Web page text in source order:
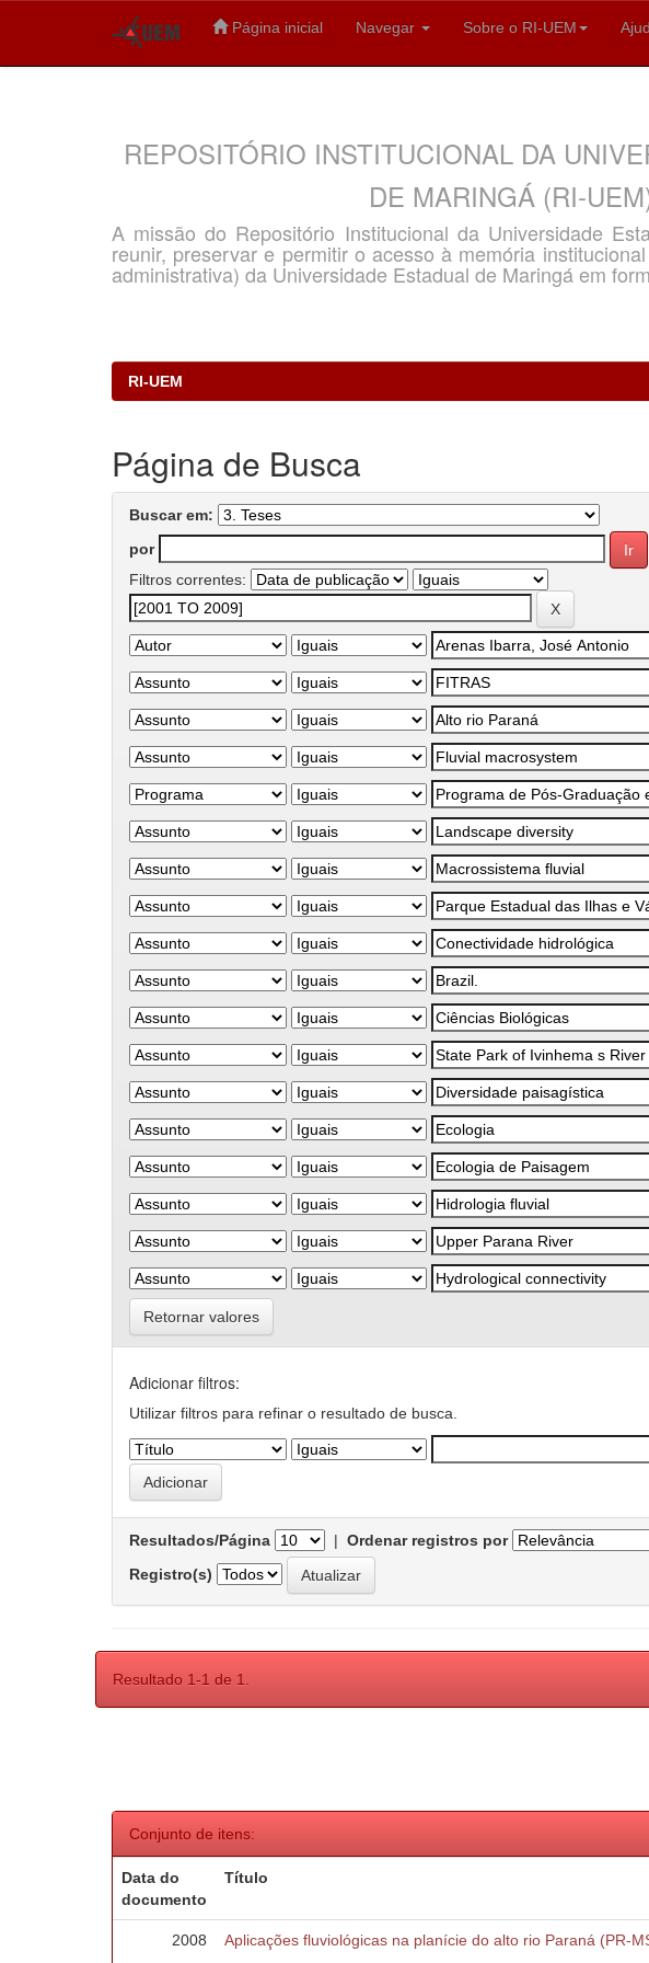
Página inicial Navegar Sobre o RI-UEM
REPOSITÓRIO INSTITUCIONAL DA
DE MARINGÁ (RI-
A missão do Repositório Institucional da Universidade
reunir, preservar e permitir o acesso à memória
administrativa) da Universidade Estadual de Maringá em
RI-UEM
Página de Busca
Buscar em:
por
Filtros correntes:
Retornar valores
Adicionar filtros:
Utilizar filtros para refinar o resultado de busca.
Resultados/Página | Ordenar registros por
Registro(s)
Resultado 1-1 de 1.
Conjunto de itens:
Data do
documento
Título
2008 Aplicações fluviológicas na planície do alto rio Paraná (PR-